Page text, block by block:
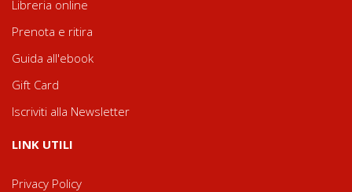
Libreria online
Prenota e ritira
Guida all'ebook
Gift Card
Iscriviti alla Newsletter
LINK UTILI
Privacy Policy